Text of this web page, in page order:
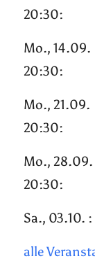
20:30:
Mo., 14.09.
20:30:
Mo., 21.09.
20:30:
Mo., 28.09.
20:30:
Sa., 03.10. :
alle